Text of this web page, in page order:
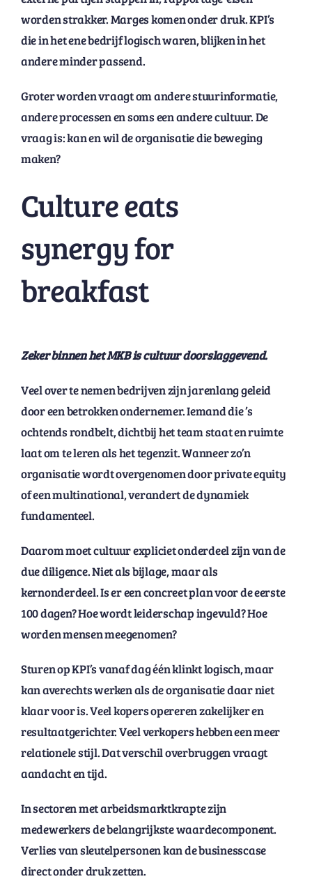
worden strakker. Marges komen onder druk. KPI’s
die in het ene bedrijf logisch waren, blijken in het
andere minder passend.
Groter worden vraagt om andere stuurinformatie,
andere processen en soms een andere cultuur. De
vraag is: kan en wil de organisatie die beweging
maken?
Culture eats
synergy for
breakfast
Zeker binnen het MKB is cultuur doorslaggevend.
Veel over te nemen bedrijven zijn jarenlang geleid
door een betrokken ondernemer. Iemand die ’s
ochtends rondbelt, dichtbij het team staat en ruimte
laat om te leren als het tegenzit. Wanneer zo’n
organisatie wordt overgenomen door private equity
of een multinational, verandert de dynamiek
fundamenteel.
Daarom moet cultuur expliciet onderdeel zijn van de
due diligence. Niet als bijlage, maar als
kernonderdeel. Is er een concreet plan voor de eerste
100 dagen? Hoe wordt leiderschap ingevuld? Hoe
worden mensen meegenomen?
Sturen op KPI’s vanaf dag één klinkt logisch, maar
kan averechts werken als de organisatie daar niet
klaar voor is. Veel kopers opereren zakelijker en
resultaatgerichter. Veel verkopers hebben een meer
relationele stijl. Dat verschil overbruggen vraagt
aandacht en tijd.
In sectoren met arbeidsmarktkrapte zijn
medewerkers de belangrijkste waardecomponent.
Verlies van sleutelpersonen kan de businesscase
direct onder druk zetten.